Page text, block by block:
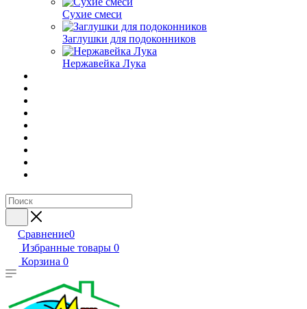
Сухие смеси
Заглушки для подоконников
Нержавейка Лука
Сравнение0
Избранные товары 0
Корзина 0